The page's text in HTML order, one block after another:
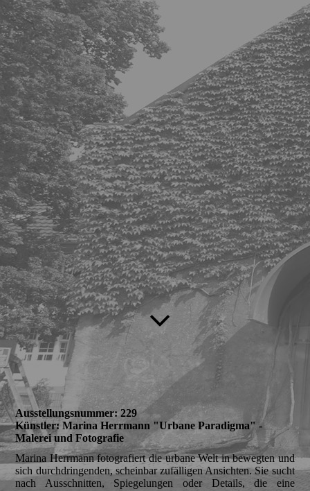
Ausstellungsnummer: 229
Künstler: Marina Herrmann "Urbane Paradigma" -
Malerei und Fotografie
Marina Herrmann fotografiert die urbane Welt in bewegten und
sich durchdringenden, scheinbar zufälligen Ansichten. Sie sucht
nach Ausschnitten, Spiegelungen oder Details, die eine